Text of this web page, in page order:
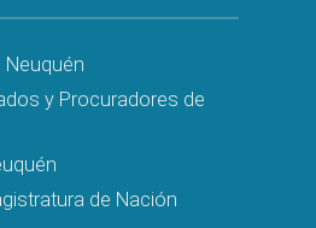
Neuquén
y Procuradores de
de Nación